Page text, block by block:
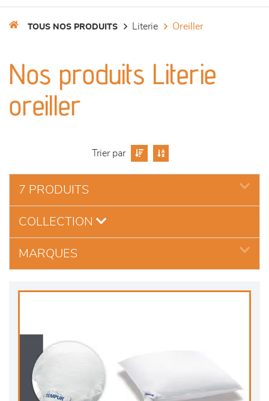
séjours
meubles de complément
chambres et dressing
literie
décoration
TOUS NOS PRODUITS literie oreiller
Nos produits Literie
oreiller
Trier par
7 PRODUITS
COLLECTION
MARQUES